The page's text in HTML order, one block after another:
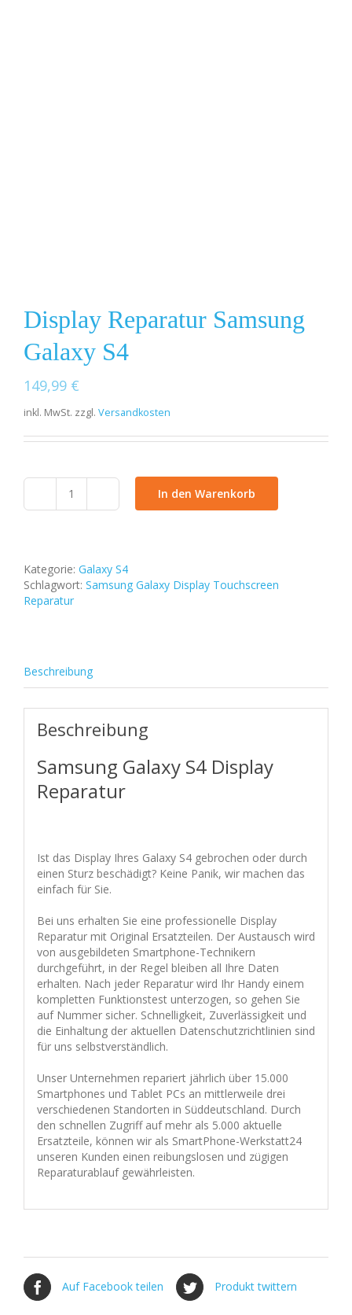
Display Reparatur Samsung
Galaxy S4
149,99 €
inkl. MwSt. zzgl. Versandkosten
Display
Reparatur
S4
Menge
In den Warenkorb
Kategorie: Galaxy S4
Schlagwort: Samsung Galaxy Display Touchscreen
Reparatur
Beschreibung
Beschreibung
Samsung Galaxy S4 Display
Reparatur
Ist das Display Ihres Galaxy S4 gebrochen oder durch
einen Sturz beschädigt? Keine Panik, wir machen das
einfach für Sie.
Bei uns erhalten Sie eine professionelle Display
Reparatur mit Original Ersatzteilen. Der Austausch wird
von ausgebildeten Smartphone-Technikern
durchgeführt, in der Regel bleiben all Ihre Daten
erhalten. Nach jeder Reparatur wird Ihr Handy einem
kompletten Funktionstest unterzogen, so gehen Sie
auf Nummer sicher. Schnelligkeit, Zuverlässigkeit und
die Einhaltung der aktuellen Datenschutzrichtlinien sind
für uns selbstverständlich.
Unser Unternehmen repariert jährlich über 15.000
Smartphones und Tablet PCs an mittlerweile drei
verschiedenen Standorten in Süddeutschland. Durch
den schnellen Zugriff auf mehr als 5.000 aktuelle
Ersatzteile, können wir als SmartPhone-Werkstatt24
unseren Kunden einen reibungslosen und zügigen
Reparaturablauf gewährleisten.
Auf Facebook teilen Produkt twittern